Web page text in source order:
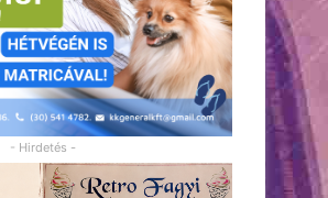
- Hirdetés -